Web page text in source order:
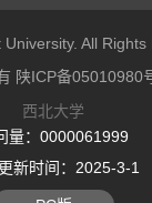
All
陕ICP备05010980
西北大学
量： 0000061999
新时间： 2025-3-1